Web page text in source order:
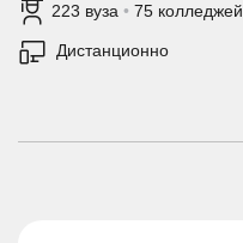
223 вуза • 75 колледжей
Дистанционно